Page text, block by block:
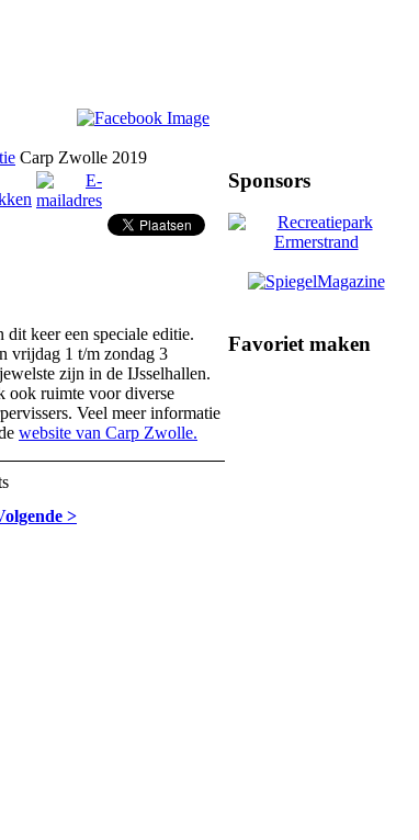
Carp Zwolle 2019
dit keer een speciale editie.
vrijdag 1 t/m zondag 3
zijn in de IJsselhallen.
ook ruimte voor diverse
Veel meer informatie
website van Carp Zwolle.
>
Sponsors
Favoriet maken